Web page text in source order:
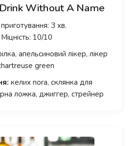
Without A Name
3 хв.
Міцність: 10/10
апельсиновий лікер, лікер
green
келих nora, склянка для
ложка, джиггер, стрейнер